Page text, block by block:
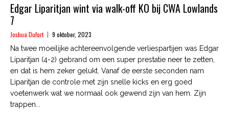
Edgar Liparitjan wint via walk-off KO bij CWA Lowlands
7
Joshua Dufort 9 oktober, 2023
Na twee moeilijke achtereenvolgende verliespartijen was Edgar
Liparitjan (4-2) gebrand om een super prestatie neer te zetten,
en dat is hem zeker gelukt. Vanaf de eerste seconden nam
Liparitjan de controle met zijn snelle kicks en erg goed
voetenwerk wat we normaal ook gewend zijn van hem. Zijn
trappen...